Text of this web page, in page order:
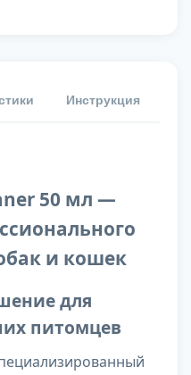
Инструкция
50 мл —
и кошек
для
питомцев